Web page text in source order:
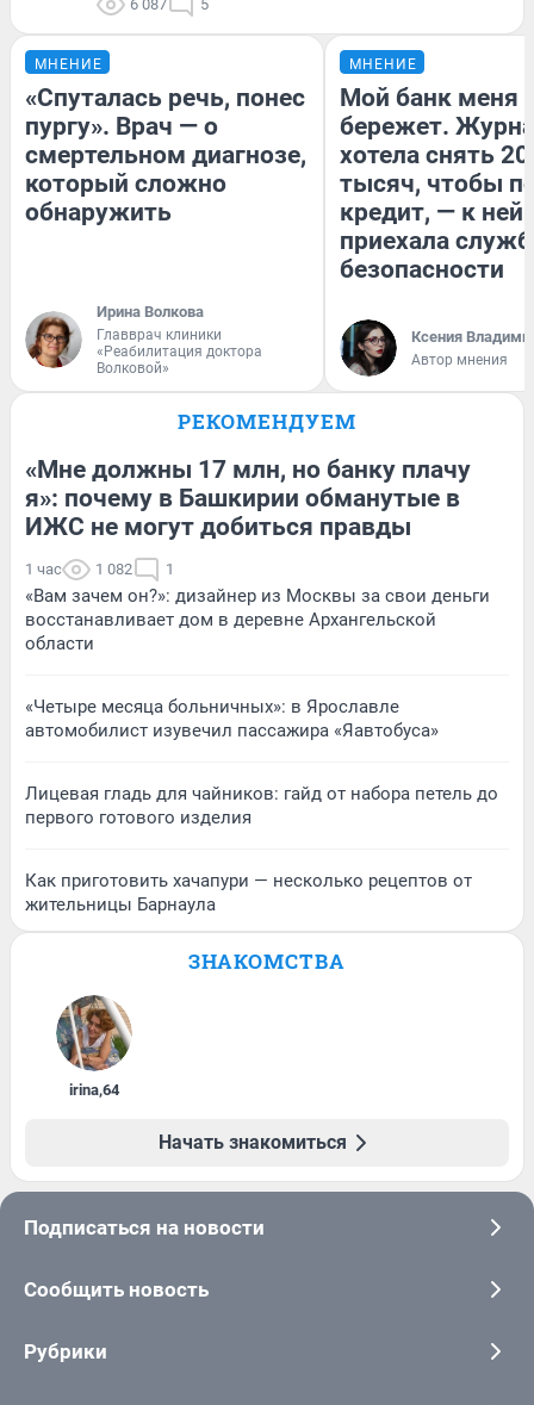
6 087 5
МНЕНИЕ
«Спуталась речь, понес
пургу». Врач — о
смертельном диагнозе,
который сложно
обнаружить
Ирина Волкова
Главврач клиники
«Реабилитация доктора
Волковой»
МНЕНИЕ
Мой банк меня
бережет.
хотела снять
тысяч, чтобы
кредит, — к
приехала
безопасности
Ксения
Автор мнения
РЕКОМЕНДУЕМ
«Мне должны 17 млн, но банку плачу
я»: почему в Башкирии обманутые в
ИЖС не могут добиться правды
1 час 1 082 1
«Вам зачем он?»: дизайнер из Москвы за свои деньги
восстанавливает дом в деревне Архангельской
области
«Четыре месяца больничных»: в Ярославле
автомобилист изувечил пассажира «Яавтобуса»
Лицевая гладь для чайников: гайд от набора петель до
первого готового изделия
Как приготовить хачапури — несколько рецептов от
жительницы Барнаула
ЗНАКОМСТВА
irina,64
Начать знакомиться
Подписаться на новости
Сообщить новость
Рубрики